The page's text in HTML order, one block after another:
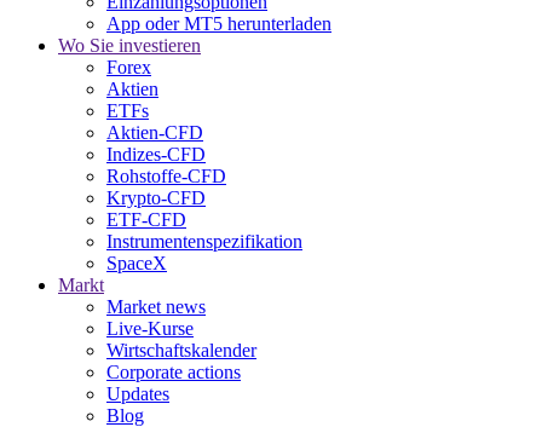
App oder MT5 herunterladen
Wo Sie investieren
Forex
Aktien
ETFs
Aktien-CFD
Indizes-CFD
Rohstoffe-CFD
Krypto-CFD
ETF-CFD
Instrumentenspezifikation
SpaceX
Markt
Market news
Live-Kurse
Wirtschaftskalender
Corporate actions
Updates
Blog